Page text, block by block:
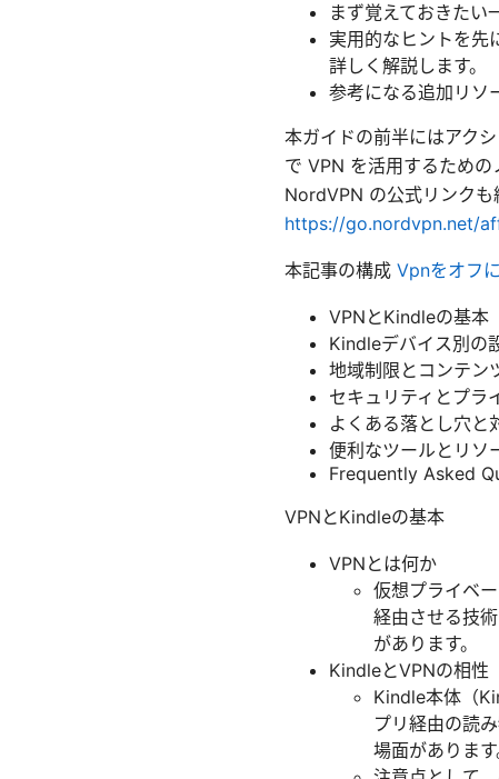
まず覚えておきたい
実用的なヒントを先
詳しく解説します。
参考になる追加リソ
本ガイドの前半にはアク
で VPN を活用するため
NordVPN の公式リンク
https://go.nordvpn.net/
本記事の構成 Vpnをオフ
VPNとKindleの基本
Kindleデバイス別の
地域制限とコンテン
セキュリティとプラ
よくある落とし穴と
便利なツールとリソ
Frequently Asked
VPNとKindleの基本
VPNとは何か
仮想プライベ
経由させる技
があります。
KindleとVPNの相性
Kindle本体（
プリ経由の読
場面があります